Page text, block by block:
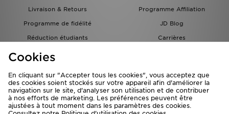
Livraison & Retours
Programme Affiliation
Programme de fidélité
JD Blog
Réduction étudiants
Carrières
Carte Cadeau
Cookies
En cliquant sur "Accepter tous les cookies", vous acceptez que
des cookies soient stockés sur votre appareil afin d'améliorer la
navigation sur le site, d'analyser son utilisation et de contribuer
à nos efforts de marketing. Les préférences peuvent être
ajustées à tout moment dans les paramètres des cookies.